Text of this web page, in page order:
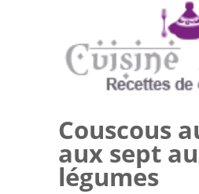
Couscous
aux sept
légumes